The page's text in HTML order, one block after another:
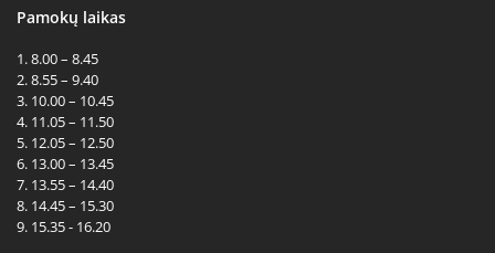
Pamokų laikas
1. 8.00 – 8.45
2. 8.55 – 9.40
3. 10.00 – 10.45
4. 11.05 – 11.50
5. 12.05 – 12.50
6. 13.00 – 13.45
7. 13.55 – 14.40
8. 14.45 – 15.30
9. 15.35 - 16.20